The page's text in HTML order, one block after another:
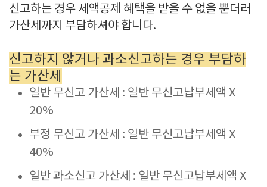
신고하는 경우 세액공제 혜택을 받을 수 없을 뿐더러
가산세까지 부담하셔야 합니다.
신고하지 않거나 과소신고하는 경우 부담하
는 가산세
일반 무신고 가산세 : 일반 무신고납부세액 X
20%
부정 무신고 가산세 : 일반 무신고납부세액 X
40%
일반 과소신고 가산세 : 일반 무신고납부세액 X